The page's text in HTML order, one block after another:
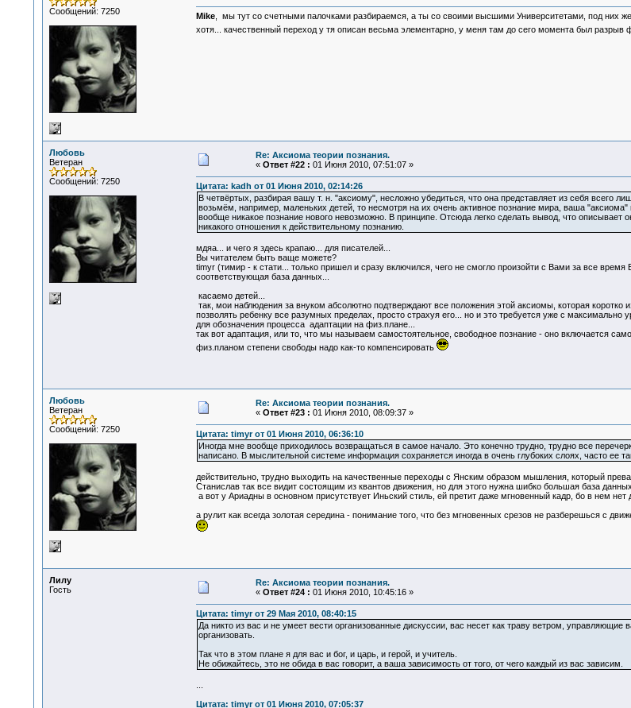
Сообщений: 7250
Mike, мы тут со счетными палочками разбираемся, а ты со своими высшими Университетами, под них же
хотя... качественный переход у тя описан весьма элементарно, у меня там до сего момента был разрыв
Любовь
Ветеран
Сообщений: 7250
Re: Аксиома теории познания.
« Ответ #22 : 01 Июня 2010, 07:51:07 »
Цитата: kadh от 01 Июня 2010, 02:14:26
В четвёртых, разбирая вашу т. н. "аксиому", несложно убедиться, что она представляет из себя всего
возьмём, например, маленьких детей, то несмотря на их очень активное познание мира, ваша
вообще никакое познание нового невозможно. В принципе. Отсюда легко сделать вывод, что
никакого отношения к действительному познанию.
мдяа... и чего я здесь крапаю... для писателей...
Вы читателем быть ваще можете?
timyr (тимир - к стати... только пришел и сразу включился, чего не смогло произойти с Вами за все
соответствующая база данных...
касаемо детей...
так, мои наблюдения за внуком абсолютно подтверждают все положения этой аксиомы, которая коротко
позволять ребенку все разумных пределах, просто страхуя его... но и это требуется уже с
для обозначения процесса адаптации на физ.плане...
так вот адаптация, или то, что мы называем самостоятельное, свободное познание - оно включается
физ.планом степени свободы надо как-то компенсировать
Любовь
Ветеран
Сообщений: 7250
Re: Аксиома теории познания.
« Ответ #23 : 01 Июня 2010, 08:09:37 »
Цитата: timyr от 01 Июня 2010, 06:36:10
Иногда мне вообще приходилось возвращаться в самое начало. Это конечно трудно, трудно все
написано. В мыслительной системе информация сохраняется иногда в очень глубоких слоях, часто
действительно, трудно выходить на качественные переходы с Янским образом мышления, который
Станислав так все видит состоящим из квантов движения, но для этого нужна шибко большая база
а вот у Ариадны в основном присутствует Иньский стиль, ей претит даже мгновенный кадр, бо в нем нет
а рулит как всегда золотая середина - понимание того, что без мгновенных срезов не разберешься с
Лилу
Гость
Re: Аксиома теории познания.
« Ответ #24 : 01 Июня 2010, 10:45:16 »
Цитата: timyr от 29 Мая 2010, 08:40:15
Да никто из вас и не умеет вести организованные дискуссии, вас несет как траву ветром,
организовать.
Так что в этом плане я для вас и бог, и царь, и герой, и учитель.
Не обижайтесь, это не обида в вас говорит, а ваша зависимость от того, от чего каждый из вас зависим.
Цитата: timyr от 01 Июня 2010, 07:05:37